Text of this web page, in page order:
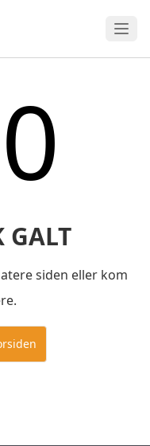
GALT
siden eller kom